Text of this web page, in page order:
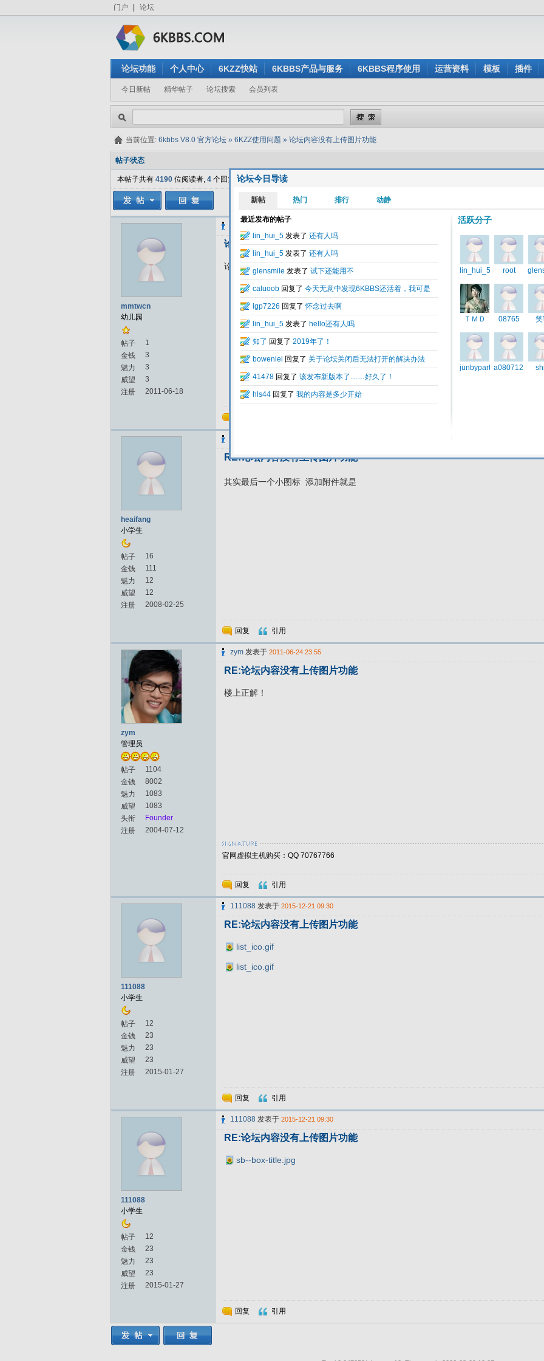
门户 论坛
论坛功能 个人中心 6KZZ快站 6KBBS产品与服务 6KBBS程序使用 运营资料 模板 插件
今日新帖 精华帖子 论坛搜索 会员列表
论坛今日导读
当前位置: 6kbbs V8.0 官方论坛 » 6KZZ使用问题 » 论坛内容没有上传图片功能
帖子状态
本帖子共有 4190 位阅读者, 4 个回复.
mmtwcn
幼儿园
帖子
1
金钱
3
魅力
3
威望
3
注册
2011-06-18
mmtwcn发表于 2011-06-18 19:52
论坛内容没有上传图片功能
论坛没有上传图片功能
heaifang
小学生
帖子
16
金钱
111
魅力
12
威望
12
注册
2008-02-25
RE:论坛内容没有上传图片功能
其实最后一个小图标 添加附件就是
回复 引用
zym
管理员
帖子
1104
金钱
8002
魅力
1083
威望
1083
头衔
Founder
注册
2004-07-12
zym 发表于 2011-06-24 23:55
RE:论坛内容没有上传图片功能
楼上正解！
官网虚拟主机购买：QQ 70767766
回复 引用
111088
小学生
帖子
12
金钱
23
魅力
23
威望
23
注册
2015-01-27
111088 发表于 2015-12-21 09:30
RE:论坛内容没有上传图片功能
list_ico.gif
list_ico.gif
回复 引用
111088
小学生
帖子
12
金钱
23
魅力
23
威望
23
注册
2015-01-27
111088 发表于 2015-12-21 09:30
RE:论坛内容没有上传图片功能
sb--box-title.jpg
回复 引用